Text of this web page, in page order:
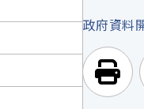
政府資料
列